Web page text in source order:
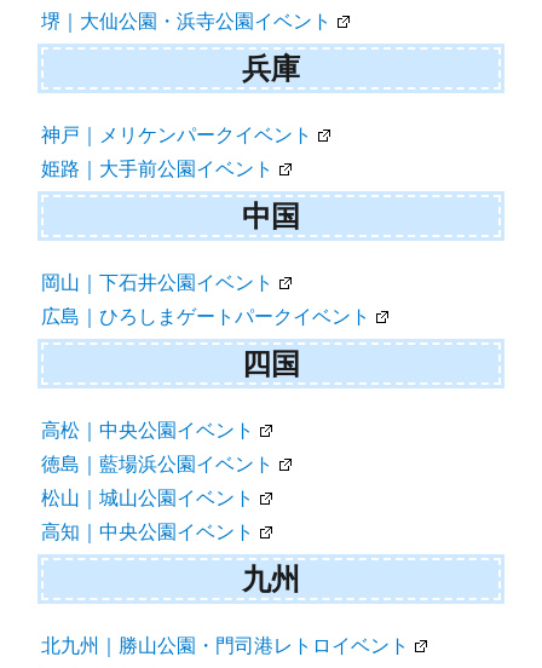
堺｜大仙公園・浜寺公園イベント
兵庫
神戸｜メリケンパークイベント
姫路｜大手前公園イベント
中国
岡山｜下石井公園イベント
広島｜ひろしまゲートパークイベント
四国
高松｜中央公園イベント
徳島｜藍場浜公園イベント
松山｜城山公園イベント
高知｜中央公園イベント
九州
北九州｜勝山公園・門司港レトロイベント